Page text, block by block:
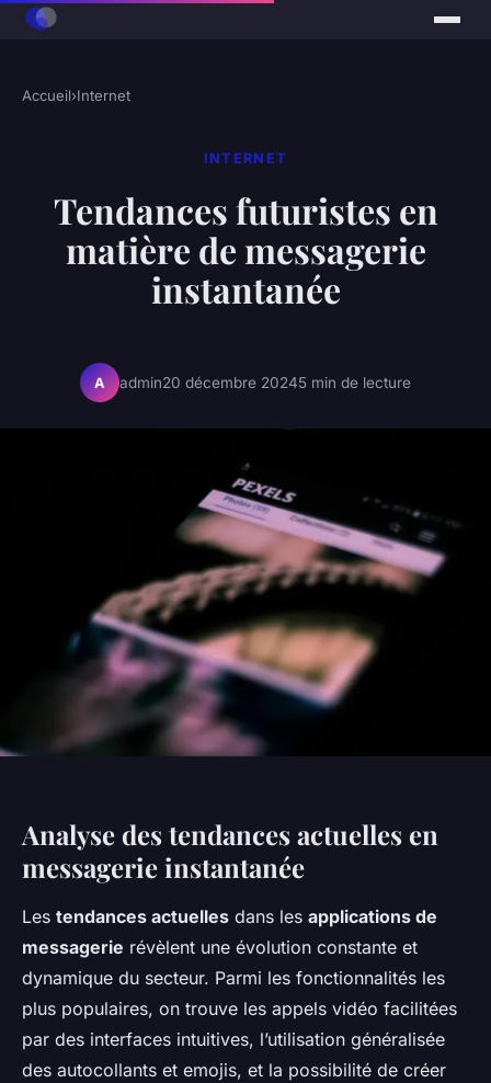
Accueil›Internet
INTERNET
Tendances futuristes en
matière de messagerie
instantanée
A admin20 décembre 20245 min de lecture
Analyse des tendances actuelles en
messagerie instantanée
Les tendances actuelles dans les applications de
messagerie révèlent une évolution constante et
dynamique du secteur. Parmi les fonctionnalités les
plus populaires, on trouve les appels vidéo facilitées
par des interfaces intuitives, l’utilisation généralisée
des autocollants et emojis, et la possibilité de créer